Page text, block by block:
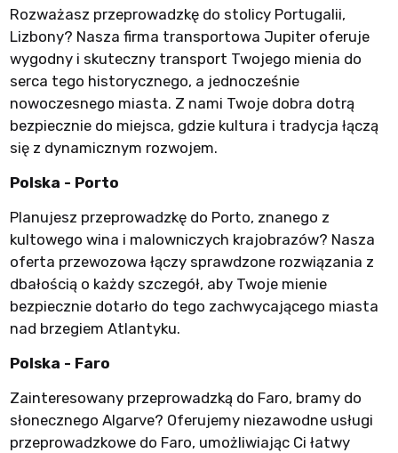
Rozważasz przeprowadzkę do stolicy Portugalii,
Lizbony? Nasza firma transportowa Jupiter oferuje
wygodny i skuteczny transport Twojego mienia do
serca tego historycznego, a jednocześnie
nowoczesnego miasta. Z nami Twoje dobra dotrą
bezpiecznie do miejsca, gdzie kultura i tradycja łączą
się z dynamicznym rozwojem.
Polska - Porto
Planujesz przeprowadzkę do Porto, znanego z
kultowego wina i malowniczych krajobrazów? Nasza
oferta przewozowa łączy sprawdzone rozwiązania z
dbałością o każdy szczegół, aby Twoje mienie
bezpiecznie dotarło do tego zachwycającego miasta
nad brzegiem Atlantyku.
Polska - Faro
Zainteresowany przeprowadzką do Faro, bramy do
słonecznego Algarve? Oferujemy niezawodne usługi
przeprowadzkowe do Faro, umożliwiając Ci łatwy